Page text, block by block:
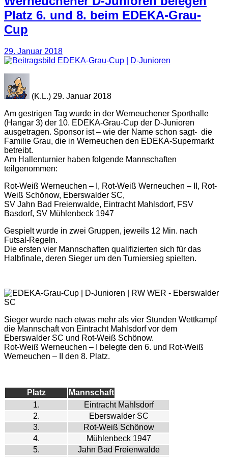
Platz 6. und 8. beim EDEKA-Grau-
Cup
29. Januar 2018
(K.L.) 29. Januar 2018
Am gestrigen Tag wurde in der Werneuchener Sporthalle
(Hangar 3) der 10. EDEKA-Grau-Cup der D-Junioren
ausgetragen. Sponsor ist – wie der Name schon sagt- die
Familie Grau, die in Werneuchen den EDEKA-Supermarkt
betreibt.
Am Hallenturnier haben folgende Mannschaften
teilgenommen:
Rot-Weiß Werneuchen – I, Rot-Weiß Werneuchen – II, Rot-
Weiß Schönow, Eberswalder SC,
SV Jahn Bad Freienwalde, Eintracht Mahlsdorf, FSV
Basdorf, SV Mühlenbeck 1947
Gespielt wurde in zwei Gruppen, jeweils 12 Min. nach
Futsal-Regeln.
Die ersten vier Mannschaften qualifizierten sich für das
Halbfinale, deren Sieger um den Turniersieg spielten.
Sieger wurde nach etwas mehr als vier Stunden Wettkampf
die Mannschaft von Eintracht Mahlsdorf vor dem
Eberswalder SC und Rot-Weiß Schönow.
Rot-Weiß Werneuchen – I belegte den 6. und Rot-Weiß
Werneuchen – II den 8. Platz.
Platz
Mannschaft
1.
Eintracht Mahlsdorf
2.
Eberswalder SC
3.
Rot-Weiß Schönow
4.
Mühlenbeck 1947
5.
Jahn Bad Freienwalde